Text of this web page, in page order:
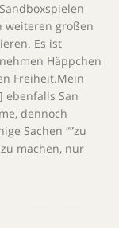
weiteren großen
Es ist
Häppchen
Freiheit.Mein
ebenfalls San
dennoch
Sachen “”zu
machen, nur